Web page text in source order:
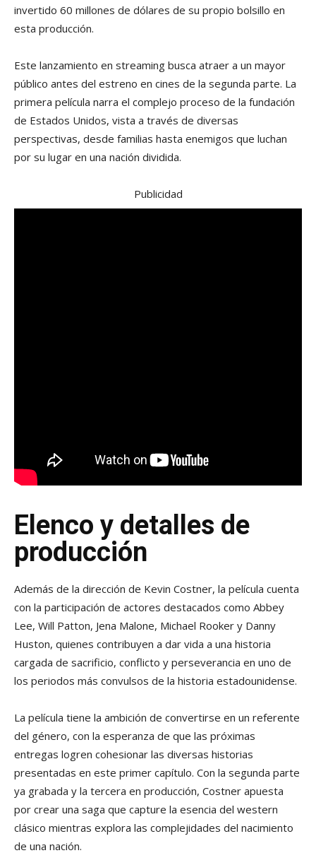
invertido 60 millones de dólares de su propio bolsillo en
esta producción.
Este lanzamiento en streaming busca atraer a un mayor
público antes del estreno en cines de la segunda parte. La
primera película narra el complejo proceso de la fundación
de Estados Unidos, vista a través de diversas
perspectivas, desde familias hasta enemigos que luchan
por su lugar en una nación dividida.
Publicidad
Elenco y detalles de
producción
Además de la dirección de Kevin Costner, la película cuenta
con la participación de actores destacados como Abbey
Lee, Will Patton, Jena Malone, Michael Rooker y Danny
Huston, quienes contribuyen a dar vida a una historia
cargada de sacrificio, conflicto y perseverancia en uno de
los periodos más convulsos de la historia estadounidense.
La película tiene la ambición de convertirse en un referente
del género, con la esperanza de que las próximas
entregas logren cohesionar las diversas historias
presentadas en este primer capítulo. Con la segunda parte
ya grabada y la tercera en producción, Costner apuesta
por crear una saga que capture la esencia del western
clásico mientras explora las complejidades del nacimiento
de una nación.